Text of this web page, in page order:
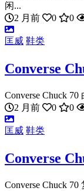
闲...
2 月前
0 0
匡威 鞋类
Converse
Converse Chuck
2 月前
0 0
匡威 鞋类
Converse
Converse Chuck